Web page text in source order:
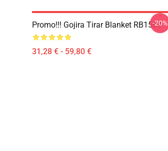
Promo!!! Gojira Tirar Blanket RB1509
31,28 € - 59,80 €
-20%